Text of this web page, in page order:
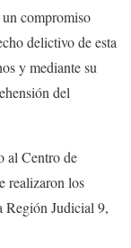
compromiso
delictivo de esta
y mediante su
del
al Centro de
realizaron los
Región Judicial 9,